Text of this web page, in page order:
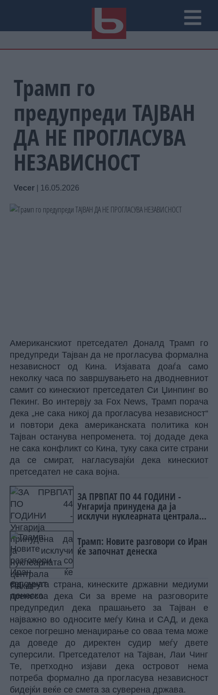
Трамп го
предупреди ТАЈВАН
ДА НЕ ПРОГЛАСУВА
НЕЗАВИСНОСТ
Vecer 16.05.2026
Американскиот претседател Доналд Трамп го
предупреди Тајван да не прогласува формална
независност од Кина. Изјавата доаѓа само
неколку часа по завршувањето на дводневниот
самит со кинескиот претседател Си Џинпинг во
Пекинг. Во интервју за Fox News, Трамп порача
дека „не сака никој да прогласува независност“
и повтори дека американската политика кон
Тајван останува непроменета. тој додаде дека
не сака конфликт со Кина, туку сака сите страни
да се смират, нагласувајќи дека кинескиот
претседател не сака војна.
ЗА ПРВПАТ ПО 44 ГОДИНИ -
Унгарија принудена да ја
исклучи нуклеарната централа
Трамп: Новите разговори со Иран
ќе започнат денеска
Од друга страна, кинеските државни медиуми
пренесоа дека Си за време на разговорите
предупредил дека прашањето за Тајван е
најважно во односите меѓу Кина и САД, и дека
секое погрешно менаџирање со оваа тема може
да доведе до директен судир меѓу двете
суперсили. Претседателот на Тајван, Лаи Чинг
Те, претходно изјави дека островот нема
потреба формално да прогласува независност
бидејќи веќе се смета за суверена држава.